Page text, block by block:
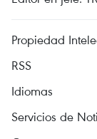
Propiedad
RSS
Idiomas
Servicios de